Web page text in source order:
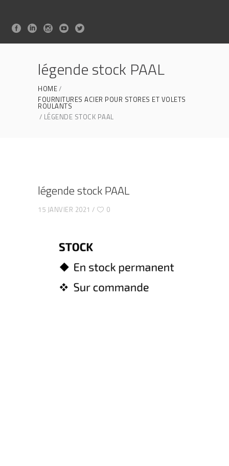
légende stock PAAL
HOME
FOURNITURES ACIER POUR STORES ET VOLETS
ROULANTS
LÉGENDE STOCK PAAL
légende stock PAAL
15 JANVIER 2021 0